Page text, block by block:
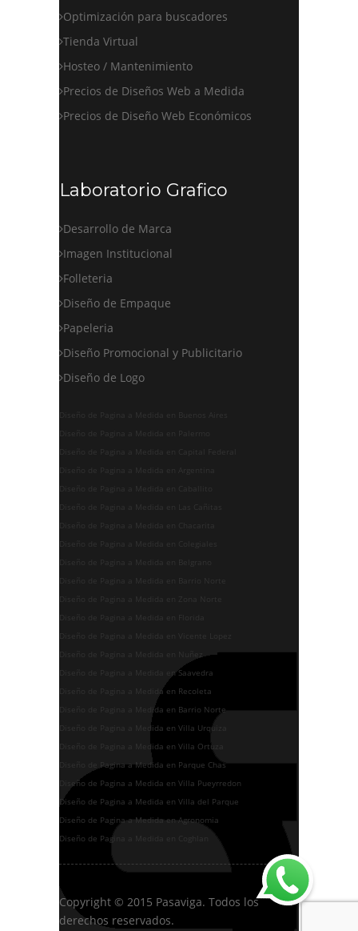
Optimización para buscadores
Tienda Virtual
Hosteo / Mantenimiento
Precios de Diseños Web a Medida
Precios de Diseño Web Económicos
Laboratorio Grafico
Desarrollo de Marca
Imagen Institucional
Folleteria
Diseño de Empaque
Papeleria
Diseño Promocional y Publicitario
Diseño de Logo
Diseño de Pagina a Medida en Buenos Aires
Diseño de Pagina a Medida en Palermo
Diseño de Pagina a Medida en Capital Federal
Diseño de Pagina a Medida en Argentina
Diseño de Pagina a Medida en Caballito
Diseño de Pagina a Medida en Las Cañitas
Diseño de Pagina a Medida en Chacarita
Diseño de Pagina a Medida en Colegiales
Diseño de Pagina a Medida en Belgrano
Diseño de Pagina a Medida en Barrio Norte
Diseño de Pagina a Medida en Zona Norte
Diseño de Pagina a Medida en Florida
Diseño de Pagina a Medida en Vicente Lopez
Diseño de Pagina a Medida en Nuñez
Diseño de Pagina a Medida en Saavedra
Diseño de Pagina a Medida en Recoleta
Diseño de Pagina a Medida en Barrio Norte
Diseño de Pagina a Medida en Villa Urquiza
Diseño de Pagina a Medida en Villa Ortuza
Diseño de Pagina a Medida en Parque Chas
Diseño de Pagina a Medida en Villa Pueyrredon
Diseño de Pagina a Medida en Villa del Parque
Diseño de Pagina a Medida en Agronomia
Diseño de Pagina a Medida en Coghlan
Copyright © 2015 Pasaviga. Todos los
derechos reservados.